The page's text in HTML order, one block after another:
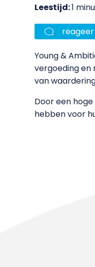
Leestijd:1
reageer
Young &
vergoeding en
van
Door een
hebben voor